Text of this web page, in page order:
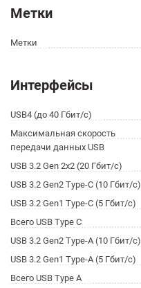
Метки
Метки
Интерфейсы
USB4 (до 40 Гбит/с)
Максимальная скорость
передачи данных USB
USB 3.2 Gen 2x2 (20 Гбит/с)
USB 3.2 Gen2 Type-C (10 Гбит/с)
USB 3.2 Gen1 Type-C (5 Гбит/с)
Всего USB Type C
USB 3.2 Gen2 Type-A (10 Гбит/с)
USB 3.2 Gen1 Type-A (5 Гбит/с)
Всего USB Type A